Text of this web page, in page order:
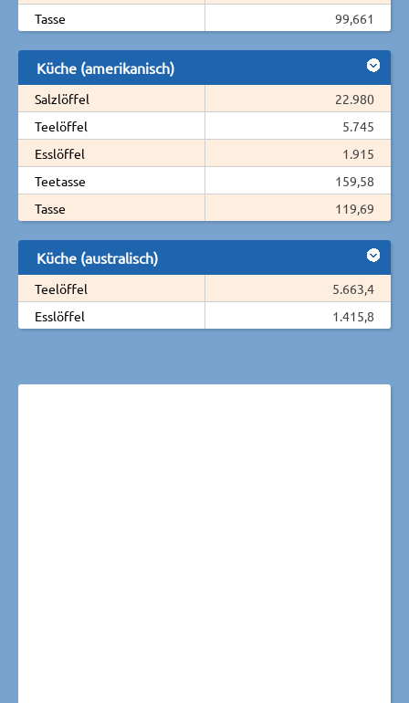
Tasse
99,661
Küche (amerikanisch)
Salzlöffel
22.980
Teelöffel
5.745
Esslöffel
1.915
Teetasse
159,58
Tasse
119,69
Küche (australisch)
Teelöffel
5.663,4
Esslöffel
1.415,8